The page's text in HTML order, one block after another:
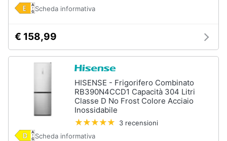
Scheda informativa
€ 158,99
HISENSE - Frigorifero Combinato
RB390N4CCD1 Capacità 304 Litri
Classe D No Frost Colore Acciaio
Inossidabile
3 recensioni
Scheda informativa